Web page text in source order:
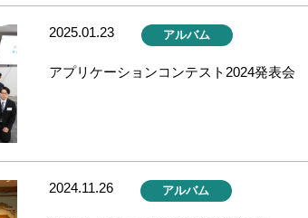
2025.01.23 アルバム
アプリケーションコンテスト2024発表会
2024.11.26 アルバム